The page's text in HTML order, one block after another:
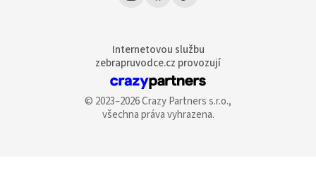
Internetovou službu
zebrapruvodce.cz provozují
© 2023–2026 Crazy Partners s.r.o.,
všechna práva vyhrazena.